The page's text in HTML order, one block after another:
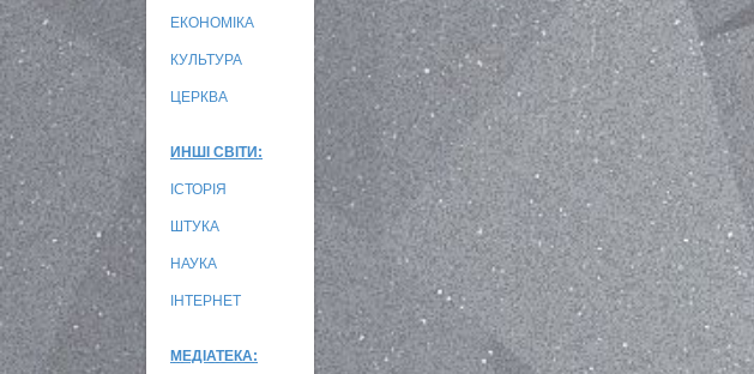
ЕКОНОМІКА
КУЛЬТУРА
ЦЕРКВА
ИНШІ СВІТИ:
ІСТОРІЯ
ШТУКА
НАУКА
ІНТЕРНЕТ
МЕДІАТЕКА: